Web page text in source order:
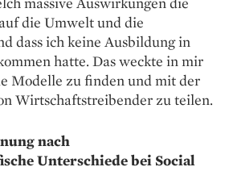
die Umwelt und die
dass ich keine Ausbildung in
hatte. Das weckte in mir
Modelle zu finden und mit der
Wirtschafts­treibender zu teilen.
nach
Unterschiede bei Social